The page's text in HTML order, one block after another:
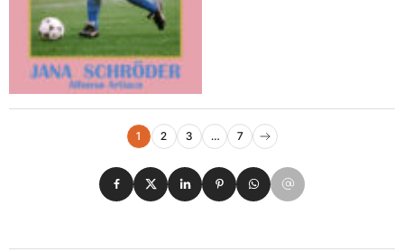
Navigazione eventi
1 2 3 … 7
Pagina successiva
Condividi su Facebook
Condividi su X
Condividi su LinkedIn
Condividi su Pinterest
Condividi su WhatsApp
Condividi su Email